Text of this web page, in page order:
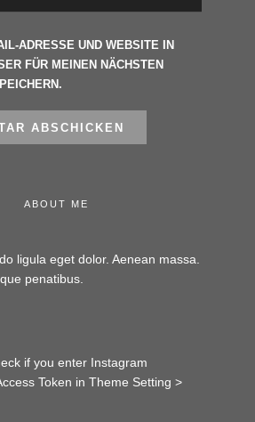
ADRESSE UND WEBSITE IN
FÜR MEINEN NÄCHSTEN
ABOUT ME
ligula eget dolor. Aenean massa.
penatibus.
if you enter Instagram
Token in Theme Setting >